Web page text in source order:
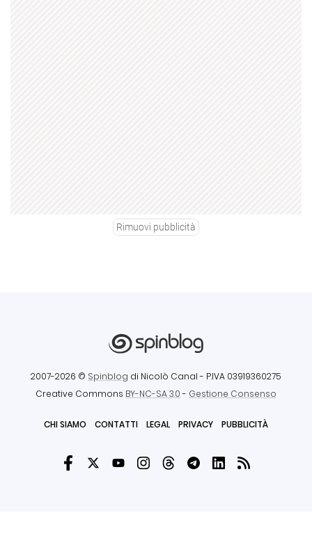
Rimuovi pubblicità
2007-2026 © Spinblog di Nicolò Canal - P.IVA 03919360275
Creative Commons BY-NC-SA 3.0- Gestione Consenso
CHI SIAMO CONTATTI LEGAL PRIVACY PUBBLICITÀ